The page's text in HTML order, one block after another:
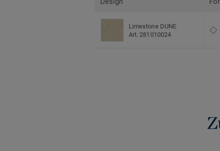
Limestone DUNE
Art. 281010024